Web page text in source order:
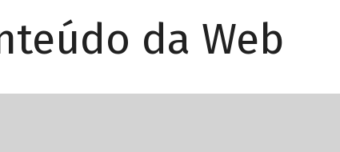
da Web
com